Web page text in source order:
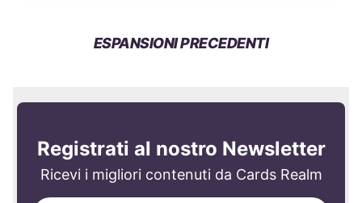
ESPANSIONI PRECEDENTI
Registrati al nostro Newsletter
Ricevi i migliori contenuti da Cards Realm